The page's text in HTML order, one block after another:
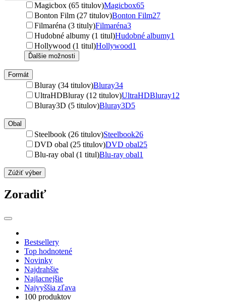
Magicbox (65 titulov)Magicbox65
Bonton Film (27 titulov)Bonton Film27
Filmaréna (3 tituly)Filmaréna3
Hudobné albumy (1 titul)Hudobné albumy1
Hollywood (1 titul)Hollywood1
Ďalšie možnosti
Formát
Bluray (34 titulov)Bluray34
UltraHDBluray (12 titulov)UltraHDBluray12
Bluray3D (5 titulov)Bluray3D5
Obal
Steelbook (26 titulov)Steelbook26
DVD obal (25 titulov)DVD obal25
Blu-ray obal (1 titul)Blu-ray obal1
Zúžiť výber
Zoradiť
Bestsellery
Top hodnotené
Novinky
Najdrahšie
Najlacnejšie
Najvyššia zľava
100 produktov